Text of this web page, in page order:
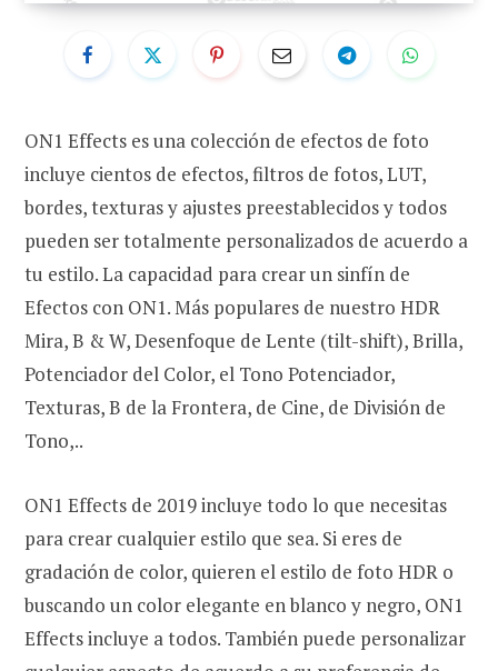
ON1 Effects es una colección de efectos de foto
incluye cientos de efectos, filtros de fotos, LUT,
bordes, texturas y ajustes preestablecidos y todos
pueden ser totalmente personalizados de acuerdo a
tu estilo. La capacidad para crear un sinfín de
Efectos con ON1. Más populares de nuestro HDR
Mira, B & W, Desenfoque de Lente (tilt-shift), Brilla,
Potenciador del Color, el Tono Potenciador,
Texturas, B de la Frontera, de Cine, de División de
Tono,..
ON1 Effects de 2019 incluye todo lo que necesitas
para crear cualquier estilo que sea. Si eres de
gradación de color, quieren el estilo de foto HDR o
buscando un color elegante en blanco y negro, ON1
Effects incluye a todos. También puede personalizar